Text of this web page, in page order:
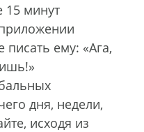
15 минут
писать ему: «Ага,
дня, недели,
исходя из